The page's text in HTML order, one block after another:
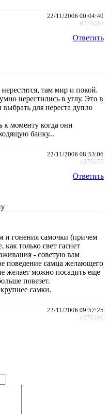
22/11/2006 00:04:40
#376016
Ответить
там мир и покой.
нерестились в углу. Это в
для нереста дупло
к моменту когда они
банку...
22/11/2006 08:53:06
#376075
Ответить
и гонения самочки (причем
как только свет гаснет
- советую вам
поведение самца желающего
желает можно посадить еще
повезет.
самки.
22/11/2006 09:57:25
#376106